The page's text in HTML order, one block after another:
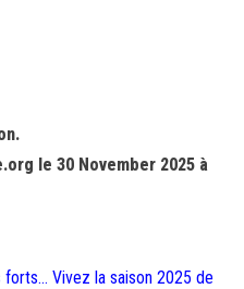
le 30 November 2025 à
Vivez la saison 2025 de